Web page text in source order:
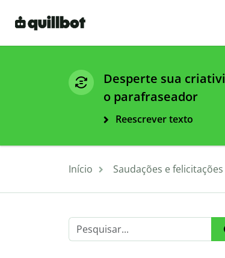
Desperte sua
o parafraseador
Reescrever texto
Início Saudações e felicitações